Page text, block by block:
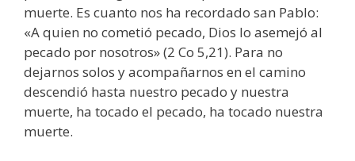
muerte. Es cuanto nos ha recordado san Pablo:
«A quien no cometió pecado, Dios lo asemejó al
pecado por nosotros» (2 Co 5,21). Para no
dejarnos solos y acompañarnos en el camino
descendió hasta nuestro pecado y nuestra
muerte, ha tocado el pecado, ha tocado nuestra
muerte.